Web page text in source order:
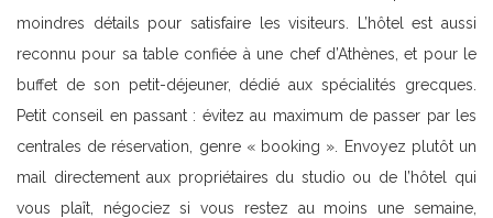
moindres détails pour satisfaire les visiteurs. L’hôtel est aussi
reconnu pour sa table confiée à une chef d’Athènes, et pour le
buffet de son petit-déjeuner, dédié aux spécialités grecques.
Petit conseil en passant : évitez au maximum de passer par les
centrales de réservation, genre « booking ». Envoyez plutôt un
mail directement aux propriétaires du studio ou de l’hôtel qui
vous plaît, négociez si vous restez au moins une semaine,